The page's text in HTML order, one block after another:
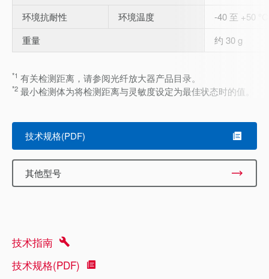
环境抗耐性 环境温度
-40 至 +50 °C
重量
约 30 g
*1 有关检测距离，请参阅光纤放大器产品目录。
*2 最小检测体为将检测距离与灵敏度设定为最佳状态时的值。
技术规格(PDF)
其他型号
技术指南
技术规格(PDF)